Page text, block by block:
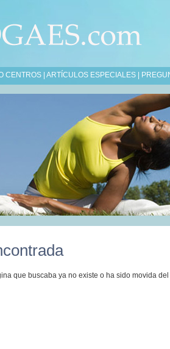
CENTROS ARTÍCULOS ESPECIALES
que buscaba ya no existe o ha sido movida del